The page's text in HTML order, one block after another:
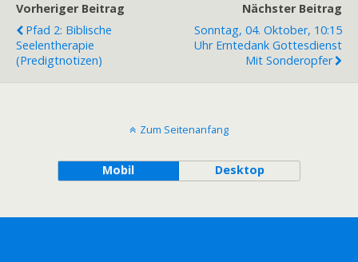
Vorheriger Beitrag
Pfad 2: Biblische
Seelentherapie
(Predigtnotizen)
Nächster Beitrag
Sonntag, 04. Oktober, 10:15
Uhr Erntedank Gottesdienst
Mit Sonderopfer
Zum Seitenanfang
Mobil Desktop